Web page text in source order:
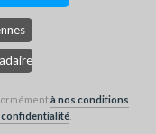
à nos conditions
.